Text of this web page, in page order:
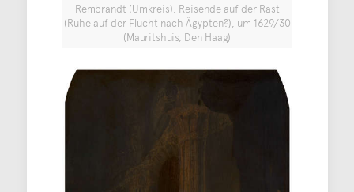
Rembrandt (Umkreis), Reisende auf der Rast
(Ruhe auf der Flucht nach Ägypten?), um 1629/30
(Mauritshuis, Den Haag)